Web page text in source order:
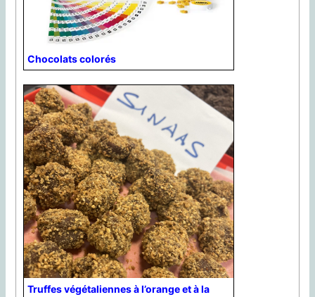
Chocolats colorés
Truffes végétaliennes à l’orange et à la